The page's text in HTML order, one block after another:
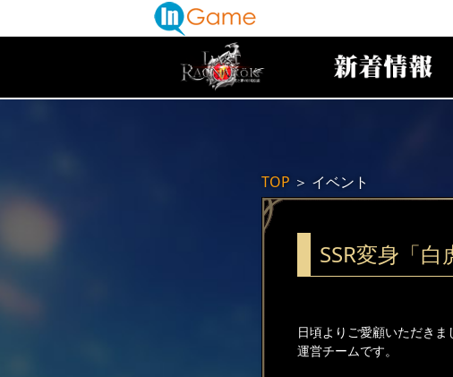
TOP ＞ イベント
SSR変身「白
日頃よりご愛顧いただきま
運営チームです。